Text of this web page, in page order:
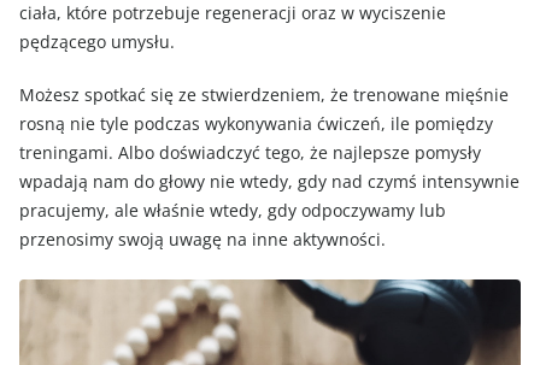
ciała, które potrzebuje regeneracji oraz w wyciszenie
pędzącego umysłu.
Możesz spotkać się ze stwierdzeniem, że trenowane mięśnie
rosną nie tyle podczas wykonywania ćwiczeń, ile pomiędzy
treningami. Albo doświadczyć tego, że najlepsze pomysły
wpadają nam do głowy nie wtedy, gdy nad czymś intensywnie
pracujemy, ale właśnie wtedy, gdy odpoczywamy lub
przenosimy swoją uwagę na inne aktywności.